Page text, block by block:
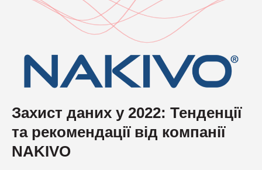
Захист даних у 2022: Тенденції
та рекомендації від компанії
NAKIVO